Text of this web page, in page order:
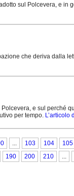
sul Polcevera, e in
che deriva dalla
e sul perché
per tempo. L’articolo
103 104 105
190 200 210